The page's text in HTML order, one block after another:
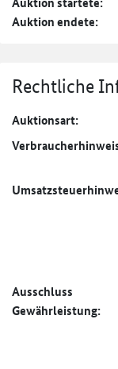
Auktion endete:
Rechtliche
Auktionsart:
Ausschluss
Gewährleistung: